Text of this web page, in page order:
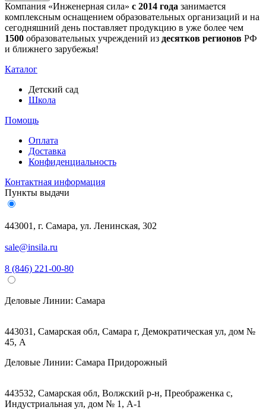
Компания «Инженерная сила» с 2014 года занимается
комплексным оснащением образовательных организаций и на
сегодняшний день поставляет продукцию в уже более чем
1500 образовательных учреждений из десятков регионов РФ
и ближнего зарубежья!
Каталог
Детский сад
Школа
Помощь
Оплата
Доставка
Конфиденциальность
Контактная информация
Пункты выдачи
443001, г. Самара, ул. Ленинская, 302
sale@insila.ru
8 (846) 221-00-80
Деловые Линии: Самара
443031, Самарская обл, Самара г, Демократическая ул, дом №
45, А
Деловые Линии: Самара Придорожный
443532, Самарская обл, Волжский р-н, Преображенка с,
Индустриальная ул, дом № 1, А-1